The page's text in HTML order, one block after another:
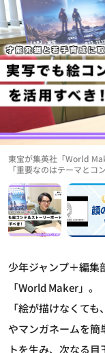
東宝が集英社「World
「重要なのはテーマとコ
少年ジャンプ＋編集
「World Maker」。
「絵が描けなくて
やマンガネームを簡
トを生み、次なる